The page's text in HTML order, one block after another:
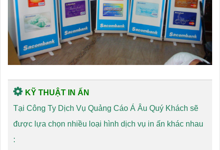
KỸ THUẬT IN ẤN
Tại Công Ty Dịch Vụ Quảng Cáo Á Âu Quý Khách sẽ
được lựa chọn nhiều loại hình dịch vụ in ấn khác nhau
: